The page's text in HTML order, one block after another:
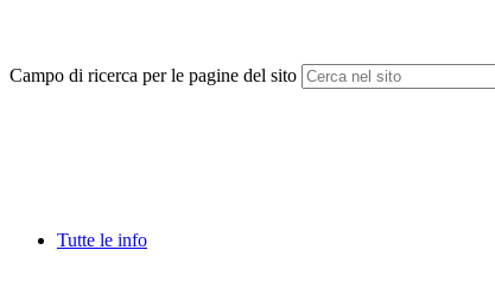
Campo di ricerca per le pagine del sito
Tutte le info